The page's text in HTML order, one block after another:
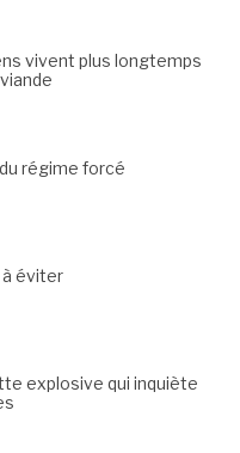
vivent plus longtemps
régime forcé
à éviter
explosive qui inquiète